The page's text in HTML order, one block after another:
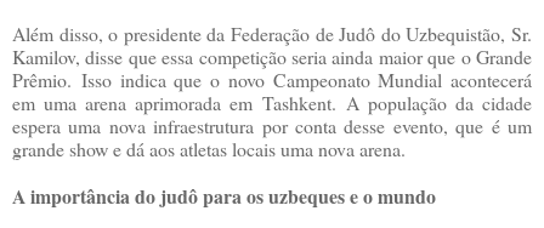
Além disso, o presidente da Federação de Judô do Uzbequistão, Sr.
Kamilov, disse que essa competição seria ainda maior que o Grande
Prêmio. Isso indica que o novo Campeonato Mundial acontecerá
em uma arena aprimorada em Tashkent. A população da cidade
espera uma nova infraestrutura por conta desse evento, que é um
grande show e dá aos atletas locais uma nova arena.
A importância do judô para os uzbeques e o mundo